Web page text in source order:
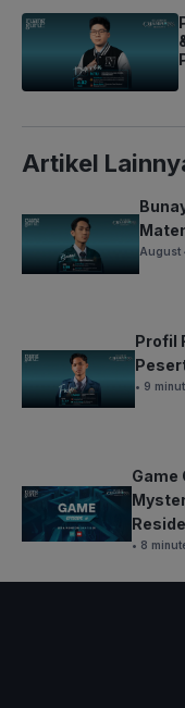
Artikel
August
Profil
• 9
Game
• 8